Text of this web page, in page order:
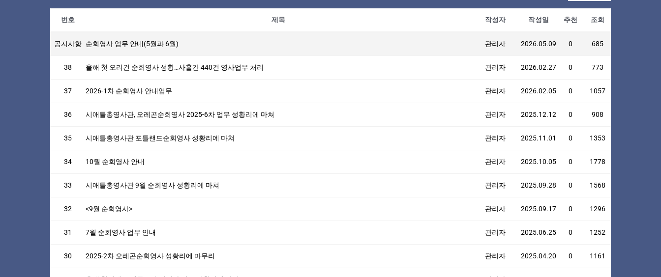
번호 제목 작성자 작성일 추천 조회
공지사항 순회영사 업무 안내(5월과 6월) 관리자 2026.05.09 0 685
38 올해 첫 오리건 순회영사 성황…사흘간 440건 영사업무 처리 관리자 2026.02.27 0 773
37 2026-1차 순회영사 안내업무 관리자 2026.02.05 0 1057
36 시애틀총영사관, 오레곤순회영사 2025-6차 업무 성황리에 마쳐 관리자 2025.12.12 0 908
35 시애틀총영사관 포틀랜드순회영사 성황리에 마쳐 관리자 2025.11.01 0 1353
34 10월 순회영사 안내 관리자 2025.10.05 0 1778
33 시애틀총영사관 9월 순회영사 성황리에 마쳐 관리자 2025.09.28 0 1568
32 <9월 순회영사> 관리자 2025.09.17 0 1296
31 7월 순회영사 업무 안내 관리자 2025.06.25 0 1252
30 2025-2차 오레곤순회영사 성황리에 마무리 관리자 2025.04.20 0 1161